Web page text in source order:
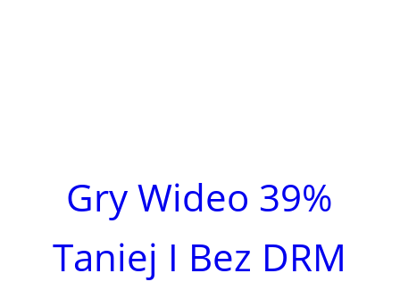
Gry Wideo 39%
Taniej I Bez DRM